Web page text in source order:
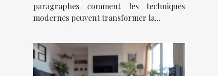
paragraphes comment les techniques
modernes peuvent transformer la...